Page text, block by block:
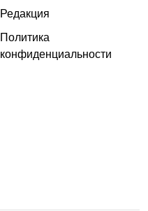
Редакция
Политика
конфиденциальности